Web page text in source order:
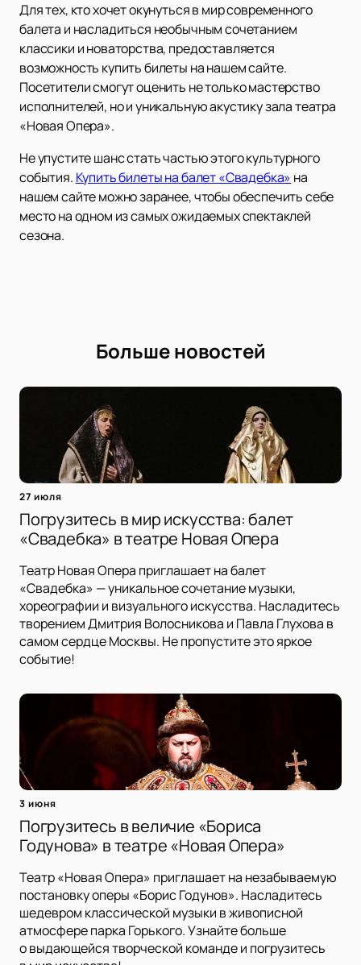
Для тех, кто хочет окунуться в мир современного
балета и насладиться необычным сочетанием
классики и новаторства, предоставляется
возможность купить билеты на нашем сайте.
Посетители смогут оценить не только мастерство
исполнителей, но и уникальную акустику зала театра
«Новая Опера».
Не упустите шанс стать частью этого культурного
события. Купить билеты на балет «Свадебка» на
нашем сайте можно заранее, чтобы обеспечить себе
место на одном из самых ожидаемых спектаклей
сезона.
Больше новостей
27 июля
Погрузитесь в мир искусства: балет
«Свадебка» в театре Новая Опера
Театр Новая Опера приглашает на балет
«Свадебка» — уникальное сочетание музыки,
хореографии и визуального искусства. Насладитесь
творением Дмитрия Волосникова и Павла Глухова в
самом сердце Москвы. Не пропустите это яркое
событие!
3 июня
Погрузитесь в величие «Бориса
Годунова» в театре «Новая Опера»
Театр «Новая Опера» приглашает на незабываемую
постановку оперы «Борис Годунов». Насладитесь
шедевром классической музыки в живописной
атмосфере парка Горького. Узнайте больше
о выдающейся творческой команде и погрузитесь